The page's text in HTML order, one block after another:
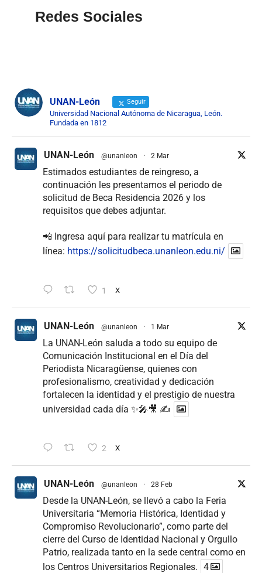
Redes Sociales
UNAN-León Seguir
Universidad Nacional Autónoma de Nicaragua, León.
Fundada en 1812
UNAN-León @unanleon · 2 Mar
Estimados estudiantes de reingreso, a
continuación les presentamos el periodo de
solicitud de Beca Residencia 2026 y los
requisitos que debes adjuntar.
📲 Ingresa aquí para realizar tu matrícula en
línea: https://solicitudbeca.unanleon.edu.ni/
1 X
UNAN-León @unanleon · 1 Mar
La UNAN-León saluda a todo su equipo de
Comunicación Institucional en el Día del
Periodista Nicaragüense, quienes con
profesionalismo, creatividad y dedicación
fortalecen la identidad y el prestigio de nuestra
universidad cada día ✨🎤🎥 ✍
2 X
UNAN-León @unanleon · 28 Feb
Desde la UNAN-León, se llevó a cabo la Feria
Universitaria “Memoria Histórica, Identidad y
Compromiso Revolucionario”, como parte del
cierre del Curso de Identidad Nacional y Orgullo
Patrio, realizada tanto en la sede central como en
los Centros Universitarios Regionales. 4